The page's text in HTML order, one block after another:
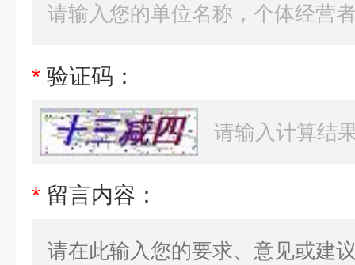
* 验证码：
* 留言内容：